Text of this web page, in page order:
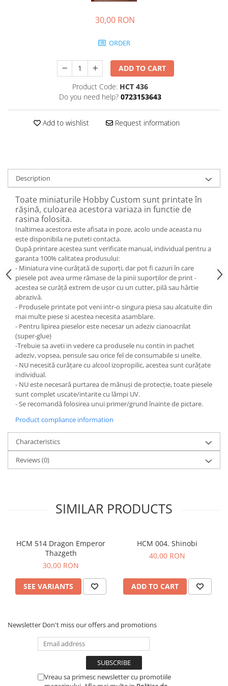
30,00 RON
ORDER
ADD TO CART
Product Code: HCT 436
Do you need help? 0723153643
Add to wishlist Request information
Description
Toate miniaturile Hobby Custom sunt printate în
rășină, culoarea acestora variaza in functie de
rasina folosita.
Inaltimea acestora este afisata in poze, acolo unde aceasta nu
este disponibila ne puteti contacta.
După printare acestea sunt verificate manual, individual pentru a
garanta 100% calitatea produsului:
- Miniatura vine curățată de suporți, dar pot fi cazuri în care
piesele pot avea urme rămase de la pinii suporților de print -
acestea se curăță extrem de ușor cu un cutter, pilă sau hârtie
abrazivă.
- Produsele printate pot veni intr-o singura piesa sau alcatuite din
mai multe piese si acestea necesita asamblare.
- Pentru lipirea pieselor este necesar un adeziv cianoacrilat
(super-glue)
-Trebuie sa aveti in vedere ca produsele nu contin in pachet
adeziv, vopsea, pensule sau orice fel de consumabile si unelte.
- NU necesită curățare cu alcool izopropilic, acestea sunt curățate
individual.
- NU este necesară purtarea de mănuși de protecție, toate piesele
sunt complet uscate/intarite cu lămpi UV.
- Se recomandă folosirea unui primer/grund înainte de pictare.
Product compliance information
Characteristics
Reviews(0)
SIMILAR PRODUCTS
HCM 514 Dragon Emperor
Thazgeth
30,00 RON
SEE VARIANTS
HCM 004. Shinobi
40,00 RON
ADD TO CART
Newsletter Don't miss our offers and promotions
Vreau sa primesc newsletter cu promotiile